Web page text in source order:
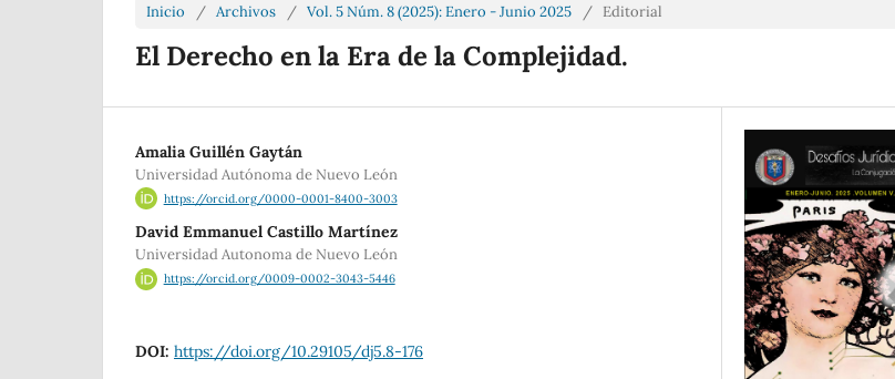
Inicio / Archivos / Vol. 5 Núm. 8 (2025): Enero - Junio 2025 / Editorial
El Derecho en la Era de la Complejidad.
Amalia Guillén Gaytán
Universidad Autónoma de Nuevo León
https://orcid.org/0000-0001-8400-3003
David Emmanuel Castillo Martínez
Universidad Autonoma de Nuevo León
https://orcid.org/0009-0002-3043-5446
DOI: https://doi.org/10.29105/dj5.8-176